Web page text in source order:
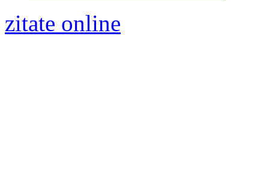
zitate online